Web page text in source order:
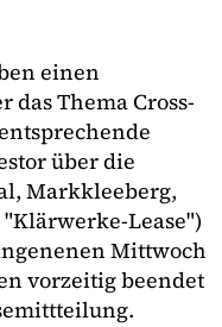
einen
Thema Cross-
über die
Markkleeberg,
Lease")
Mittwoch
vorzeitig beendet